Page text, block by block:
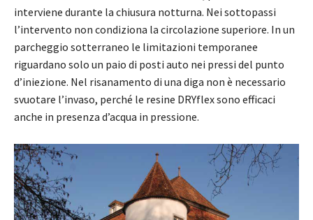
interviene durante la chiusura notturna. Nei sottopassi
l’intervento non condiziona la circolazione superiore. In un
parcheggio sotterraneo le limitazioni temporanee
riguardano solo un paio di posti auto nei pressi del punto
d’iniezione. Nel risanamento di una diga non è necessario
svuotare l’invaso, perché le resine DRYflex sono efficaci
anche in presenza d’acqua in pressione.